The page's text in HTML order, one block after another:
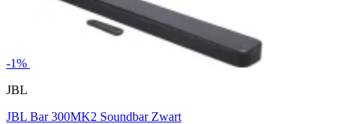
-1%
JBL
JBL Bar 300MK2 Soundbar Zwart